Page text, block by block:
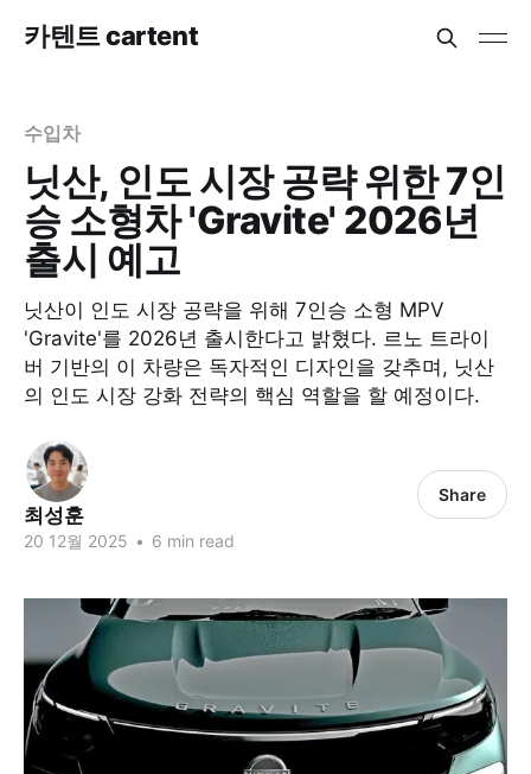
카텐트 cartent
수입차
닛산, 인도 시장 공략 위한 7인
승 소형차 'Gravite' 2026년
출시 예고
닛산이 인도 시장 공략을 위해 7인승 소형 MPV
'Gravite'를 2026년 출시한다고 밝혔다. 르노 트라이
버 기반의 이 차량은 독자적인 디자인을 갖추며, 닛산
의 인도 시장 강화 전략의 핵심 역할을 할 예정이다.
최성훈
20 12월 2025 • 6 min read
Share